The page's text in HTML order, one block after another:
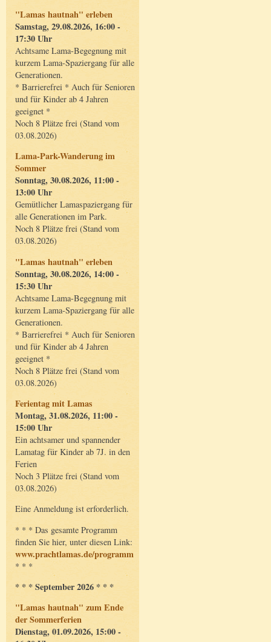
"Lamas hautnah" erleben
Samstag, 29.08.2026, 16:00 -
17:30 Uhr
Achtsame Lama-Begegnung mit
kurzem Lama-Spaziergang für alle
Generationen.
* Barrierefrei * Auch für Senioren
und für Kinder ab 4 Jahren
geeignet *
Noch 8 Plätze frei (Stand vom
03.08.2026)
Lama-Park-Wanderung im
Sommer
Sonntag, 30.08.2026, 11:00 -
13:00 Uhr
Gemütlicher Lamaspaziergang für
alle Generationen im Park.
Noch 8 Plätze frei (Stand vom
03.08.2026)
"Lamas hautnah" erleben
Sonntag, 30.08.2026, 14:00 -
15:30 Uhr
Achtsame Lama-Begegnung mit
kurzem Lama-Spaziergang für alle
Generationen.
* Barrierefrei * Auch für Senioren
und für Kinder ab 4 Jahren
geeignet *
Noch 8 Plätze frei (Stand vom
03.08.2026)
Ferientag mit Lamas
Montag, 31.08.2026, 11:00 -
15:00 Uhr
Ein achtsamer und spannender
Lamatag für Kinder ab 7J. in den
Ferien
Noch 3 Plätze frei (Stand vom
03.08.2026)
Eine Anmeldung ist erforderlich.
* * * Das gesamte Programm
finden Sie hier, unter diesen Link:
www.prachtlamas.de/programm
* * *
* * * September 2026 * * *
"Lamas hautnah" zum Ende
der Sommerferien
Dienstag, 01.09.2026, 15:00 -